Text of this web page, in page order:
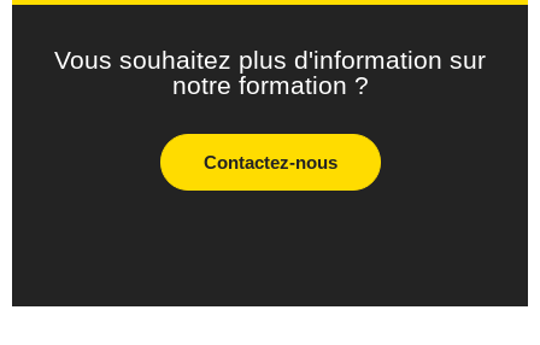
Vous souhaitez plus d'information sur
notre formation ?
Contactez-nous